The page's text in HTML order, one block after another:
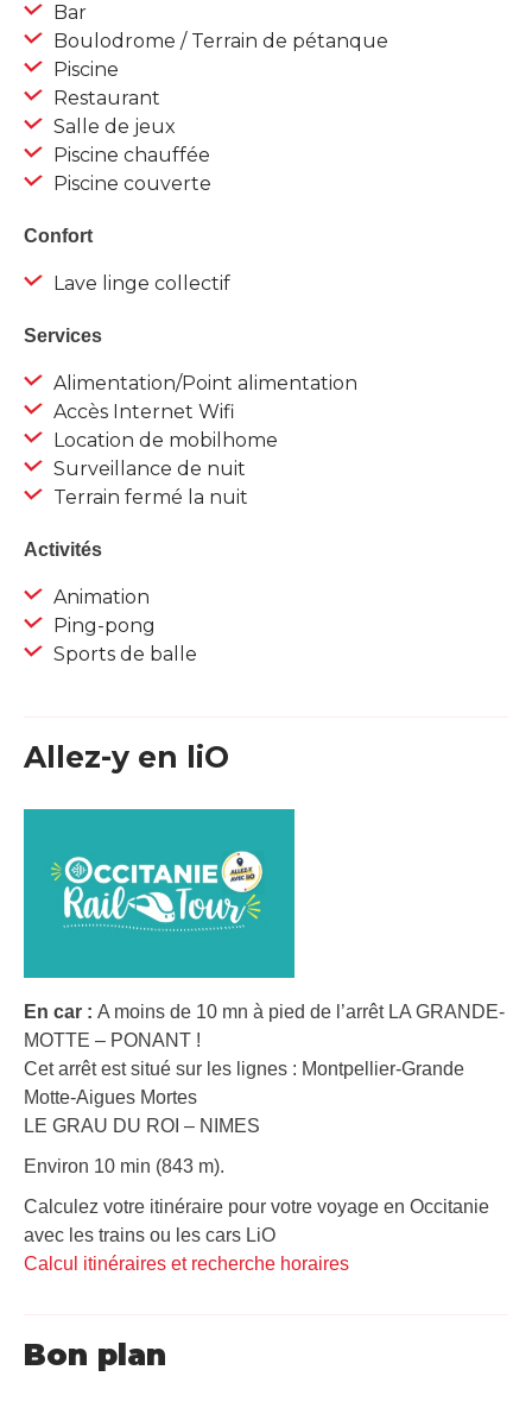
Bar
Boulodrome / Terrain de pétanque
Piscine
Restaurant
Salle de jeux
Piscine chauffée
Piscine couverte
Confort
Lave linge collectif
Services
Alimentation/Point alimentation
Accès Internet Wifi
Location de mobilhome
Surveillance de nuit
Terrain fermé la nuit
Activités
Animation
Ping-pong
Sports de balle
Allez-y en liO
En car : A moins de 10 mn à pied de l’arrêt LA GRANDE-
MOTTE – PONANT !
Cet arrêt est situé sur les lignes : Montpellier-Grande
Motte-Aigues Mortes
LE GRAU DU ROI – NIMES
Environ 10 min (843 m).
Calculez votre itinéraire pour votre voyage en Occitanie
avec les trains ou les cars LiO
Calcul itinéraires et recherche horaires
Bon plan